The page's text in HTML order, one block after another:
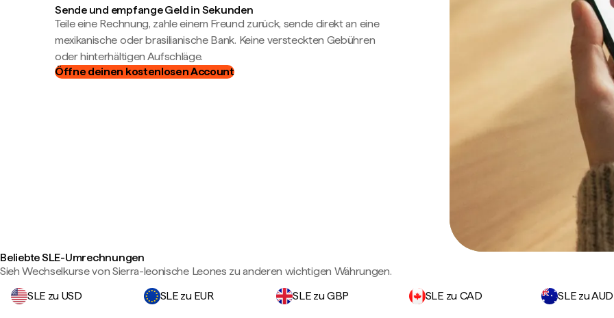
Sende und empfange Geld in Sekunden
Teile eine Rechnung, zahle einem Freund zurück, sende direkt an eine
mexikanische oder brasilianische Bank. Keine versteckten Gebühren
oder hinterhältigen Aufschläge.
Öffne deinen kostenlosen Account
Beliebte SLE-Umrechnungen
Sieh Wechselkurse von Sierra-leonische Leones zu anderen wichtigen Währungen.
SLE zu USD
SLE zu EUR SLE zu GBP SLE zu CAD SLE zu AUD